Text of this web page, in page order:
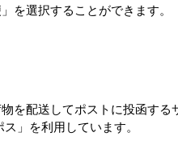
を選択することができます。
を配送してポストに投函する
」を利用しています。